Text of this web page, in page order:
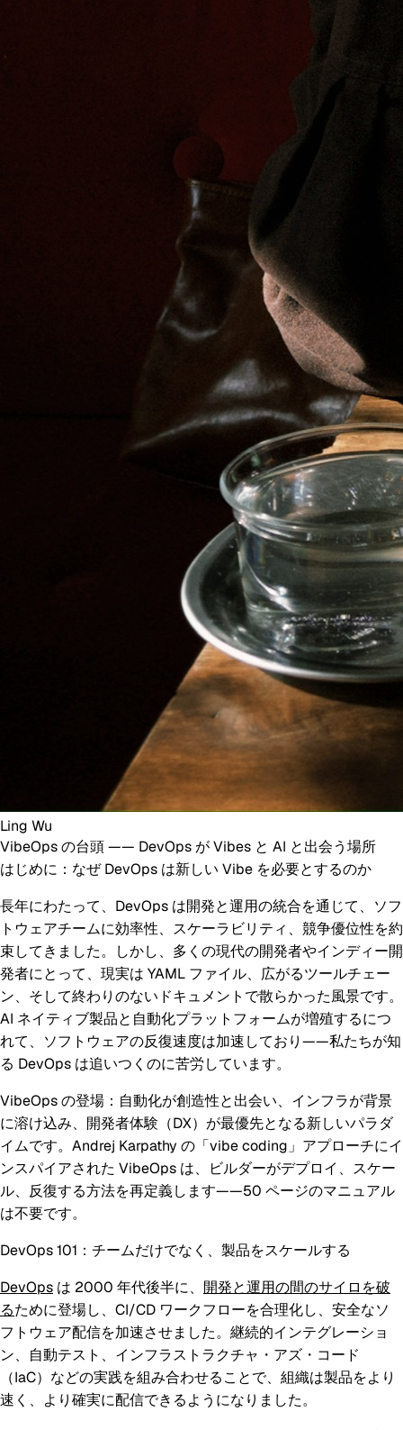
Ling Wu
VibeOps の台頭 —— DevOps が Vibes と AI と出会う場所
はじめに：なぜ DevOps は新しい Vibe を必要とするのか
長年にわたって、DevOps は開発と運用の統合を通じて、ソフ
トウェアチームに効率性、スケーラビリティ、競争優位性を約
束してきました。しかし、多くの現代の開発者やインディー開
発者にとって、現実は YAML ファイル、広がるツールチェー
ン、そして終わりのないドキュメントで散らかった風景です。
AI ネイティブ製品と自動化プラットフォームが増殖するにつ
れて、ソフトウェアの反復速度は加速しており——私たちが知
る DevOps は追いつくのに苦労しています。
VibeOps の登場：自動化が創造性と出会い、インフラが背景
に溶け込み、開発者体験（DX）が最優先となる新しいパラダ
イムです。Andrej Karpathy の「vibe coding」アプローチにイ
ンスパイアされた VibeOps は、ビルダーがデプロイ、スケー
ル、反復する方法を再定義します——50 ページのマニュアル
は不要です。
DevOps 101：チームだけでなく、製品をスケールする
DevOps は 2000 年代後半に、 開発と運用の間のサイロを破
るために登場し、CI/CD ワークフローを合理化し、安全なソ
フトウェア配信を加速させました。継続的インテグレーショ
ン、自動テスト、インフラストラクチャ・アズ・コード
（IaC）などの実践を組み合わせることで、組織は製品をより
速く、より確実に配信できるようになりました。